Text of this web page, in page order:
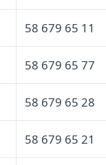
58 679 65 11
58 679 65 77
58 679 65 28
58 679 65 21